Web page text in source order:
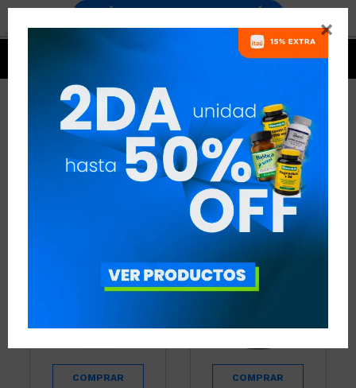

FIBRA
RECOMENDADOS